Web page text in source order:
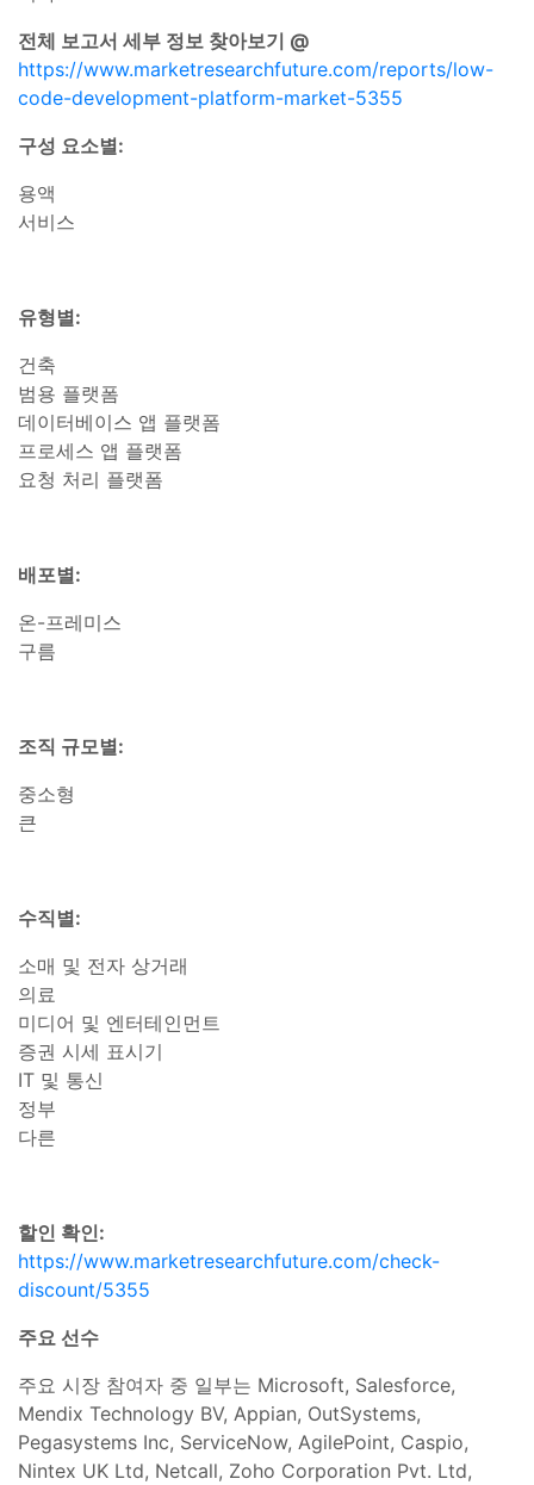
전체 보고서 세부 정보 찾아보기 @
https://www.marketresearchfuture.com/reports/low-
code-development-platform-market-5355
구성 요소별:
용액
서비스
유형별:
건축
범용 플랫폼
데이터베이스 앱 플랫폼
프로세스 앱 플랫폼
요청 처리 플랫폼
배포별:
온-프레미스
구름
조직 규모별:
중소형
큰
수직별:
소매 및 전자 상거래
의료
미디어 및 엔터테인먼트
증권 시세 표시기
IT 및 통신
정부
다른
할인 확인:
https://www.marketresearchfuture.com/check-
discount/5355
주요 선수
주요 시장 참여자 중 일부는 Microsoft, Salesforce,
Mendix Technology BV, Appian, OutSystems,
Pegasystems Inc, ServiceNow, AgilePoint, Caspio,
Nintex UK Ltd, Netcall, Zoho Corporation Pvt. Ltd,